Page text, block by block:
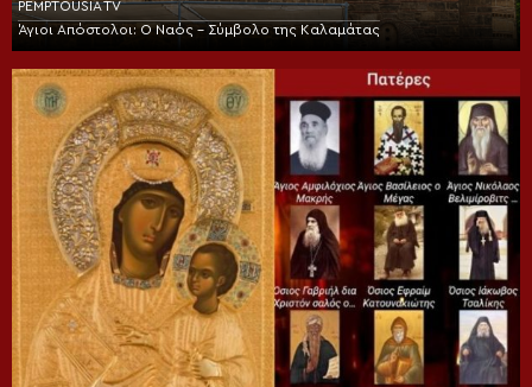
PEMPTOUSIA TV
Άγιοι Απόστολοι: Ο Ναός – Σύμβολο της Καλαμάτας